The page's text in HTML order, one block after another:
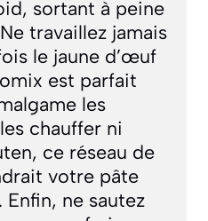
sortant à peine
travaillez jamais
le jaune d’œuf
est parfait
les
chauffer ni
ce réseau de
votre pâte
ne sautez